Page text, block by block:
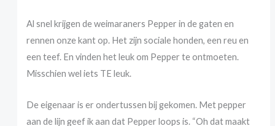
Al snel krijgen de weimaraners Pepper in de gaten en
rennen onze kant op. Het zijn sociale honden, een reu en
een teef. En vinden het leuk om Pepper te ontmoeten.
Misschien wel iets TE leuk.
De eigenaar is er ondertussen bij gekomen. Met pepper
aan de lijn geef ik aan dat Pepper loops is. “Oh dat maakt